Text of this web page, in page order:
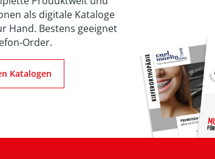
als digitale Kataloge
Hand. Bestens geeignet
Order.
Katalogen